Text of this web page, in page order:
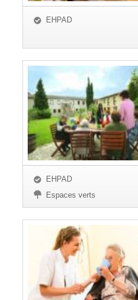
EHPAD
EHPAD
Espaces verts